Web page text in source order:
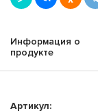
Информация о
продукте
Артикул: